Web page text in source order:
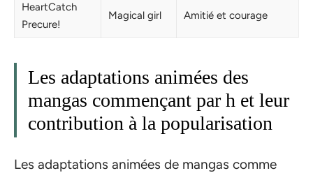
HeartCatch
Precure!
Magical girl Amitié et courage
Les adaptations animées des
mangas commençant par h et leur
contribution à la popularisation
Les adaptations animées de mangas comme